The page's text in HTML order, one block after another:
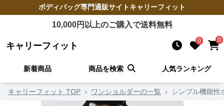
ボディバッグ専門通販サイトキャリーフィット
10,000円以上のご購入で送料無料
キャリーフィット 0 0
新着商品 商品を検索 人気ランキング
キャリーフィット TOP › ワンショルダーの一覧 › シンプル機能性